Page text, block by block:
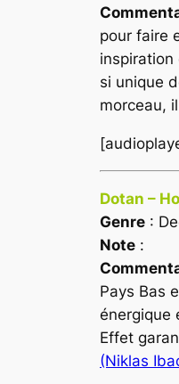
pour faire
inspiration
si unique
morceau,
Dotan –
Genre :
Note :
Pays Bas
énergique
Effet
(Niklas